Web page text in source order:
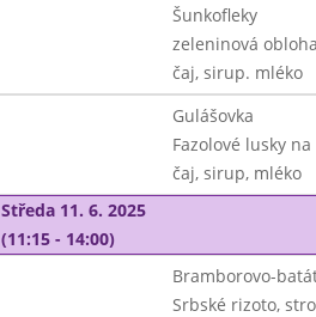
Šunkofleky
zeleninová
čaj, sirup. mléko
Gulášovka
Fazolové lusky
čaj, sirup, mléko
Středa 11. 6. 2025
(11:15 - 14:00)
Bramborovo-
Srbské rizoto,